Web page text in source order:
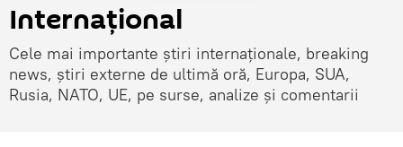
Internaţional
Cele mai importante știri internaționale, breaking
news, știri externe de ultimă oră, Europa, SUA,
Rusia, NATO, UE, pe surse, analize și comentarii